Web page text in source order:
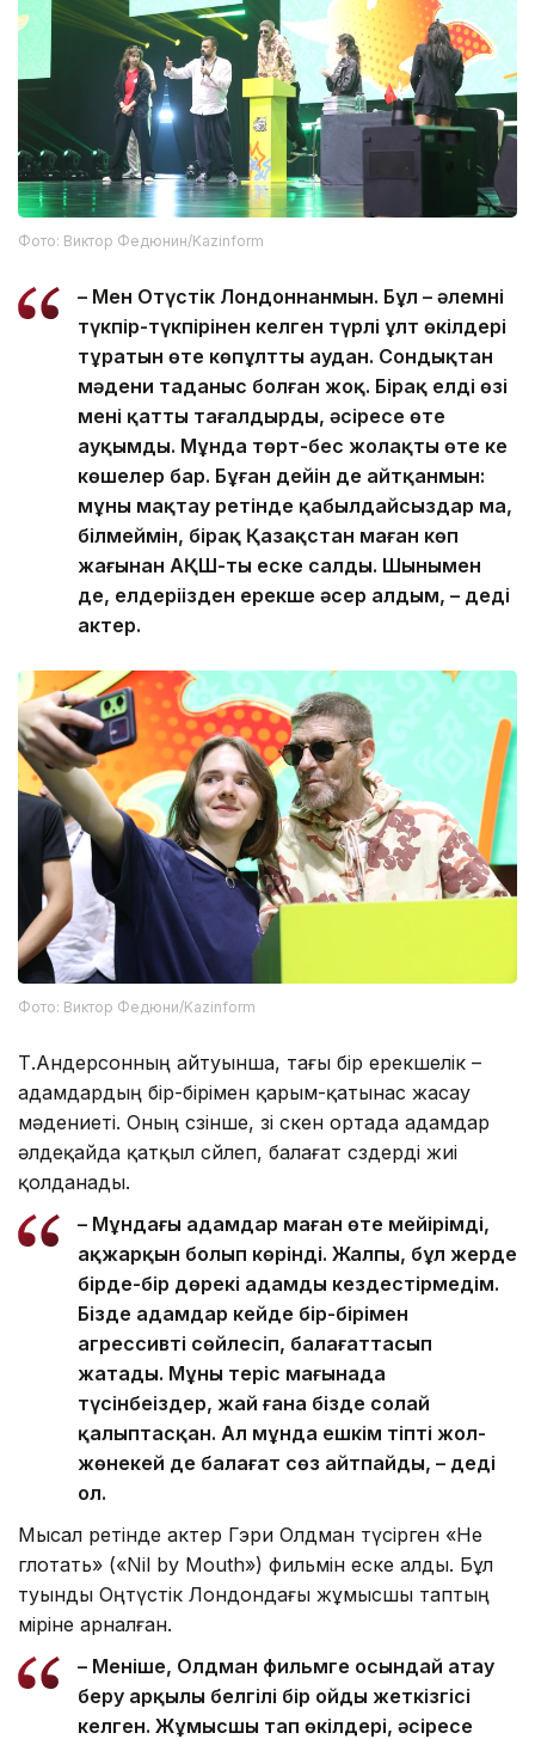
Фото: Виктор Федюнин/Kazinform
– Мен Оңтүстік Лондоннанмын. Бұл – әлемнің
түкпір-түкпірінен келген түрлі ұлт өкілдері
тұратын өте көпұлтты аудан. Сондықтан
мәдени таңданыс болған жоқ. Бірақ елдің өзі
мені қатты таңғалдырды, әсіресе өте
ауқымды. Мұнда төрт-бес жолақты өте кең
көшелер бар. Бұған дейін де айтқанмын:
мұны мақтау ретінде қабылдайсыздар ма,
білмеймін, бірақ Қазақстан маған көп
жағынан АҚШ-ты еске салды. Шынымен
де, елдеріңізден ерекше әсер алдым, – деді
актер.
Фото: Виктор Федюни/Kazinform
Т.Андерсонның айтуынша, тағы бір ерекшелік –
адамдардың бір-бірімен қарым-қатынас жасау
мәдениеті. Оның сөзінше, өзі өскен ортада адамдар
әлдеқайда қатқыл сөйлеп, балағат сөздерді жиі
қолданады.
– Мұндағы адамдар маған өте мейірімді,
ақжарқын болып көрінді. Жалпы, бұл жерде
бірде-бір дөрекі адамды кездестірмедім.
Бізде адамдар кейде бір-бірімен
агрессивті сөйлесіп, балағаттасып
жатады. Мұны теріс мағынада
түсінбеңіздер, жай ғана бізде солай
қалыптасқан. Ал мұнда ешкім тіпті жол-
жөнекей де балағат сөз айтпайды, – деді
ол.
Мысал ретінде актер Гэри Олдман түсірген «Не
глотать» («Nil by Mouth») фильмін еске алды. Бұл
туынды Оңтүстік Лондондағы жұмысшы таптың
өміріне арналған.
– Меніңше, Олдман фильмге осындай атау
беру арқылы белгілі бір ойды жеткізгісі
келген. Жұмысшы тап өкілдері, әсіресе